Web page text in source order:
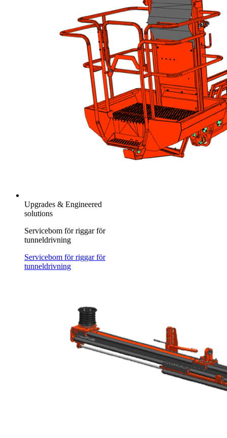
Upgrades & Engineered
solutions
Servicebom för riggar för
tunneldrivning
Servicebom för riggar för
tunneldrivning